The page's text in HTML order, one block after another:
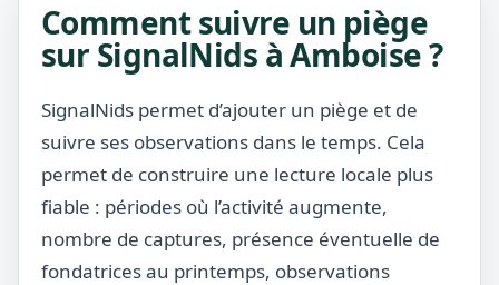
Comment suivre un piège
sur SignalNids à Amboise ?
SignalNids permet d’ajouter un piège et de
suivre ses observations dans le temps. Cela
permet de construire une lecture locale plus
fiable : périodes où l’activité augmente,
nombre de captures, présence éventuelle de
fondatrices au printemps, observations